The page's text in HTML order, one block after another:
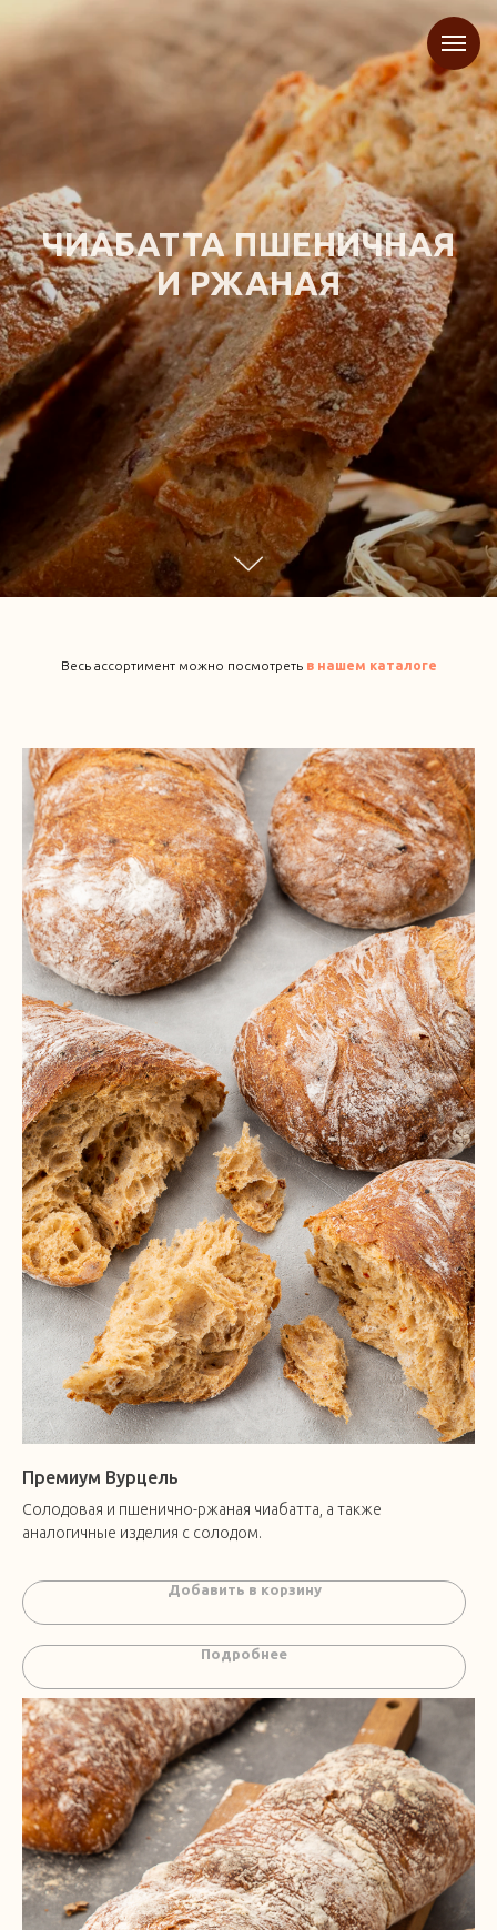
ЧИАБАТТА ПШЕНИЧНАЯ
И РЖАНАЯ
Весь ассортимент можно посмотреть в нашем каталоге
Премиум Вурцель
Солодовая и пшенично-ржаная чиабатта, а также
аналогичные изделия с солодом.
Добавить в корзину
Подробнее